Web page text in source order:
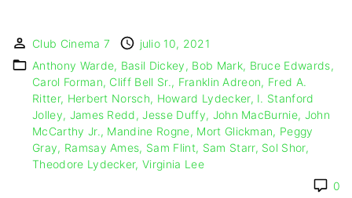
EXPERIMENTOS
FANTÁSTICO
MUSICAL
TERROR
WESTERN / CHAMBARA
ITALIA
PAISES BAJOS
REINO UNIDO
SERBIA​
CONTACTO
TARJETA
DIGITAL
Club Cinema 7
julio 10, 2021
Anthony Warde Basil Dickey Bob Mark Bruce Edwards
Carol Forman Cliff Bell Sr. Franklin Adreon
Fred A.
Ritter Herbert Norsch Howard Lydecker I. Stanford
Jolley James Redd Jesse Duffy John MacBurnie John
McCarthy Jr.
Mandine Rogne Mort Glickman
Peggy
Gray
Ramsay Ames Sam Flint Sam Starr Sol Shor
Theodore Lydecker Virginia Lee
0